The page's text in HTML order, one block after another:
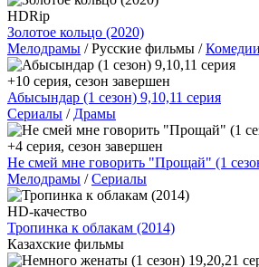
HDRip
Золотое кольцо (2020)
Мелодрамы / Русские фильмы /Комедии
+10 серия, сезон завершен
Абысындар (1 сезон) 9,10,11 серия
Сериалы / Драмы
+4 серия, сезон завершен
Не смей мне говорить "Прощай" (1
Мелодрамы /Сериалы
HD-качество
Тропинка к облакам (2014)
Казахские фильмы